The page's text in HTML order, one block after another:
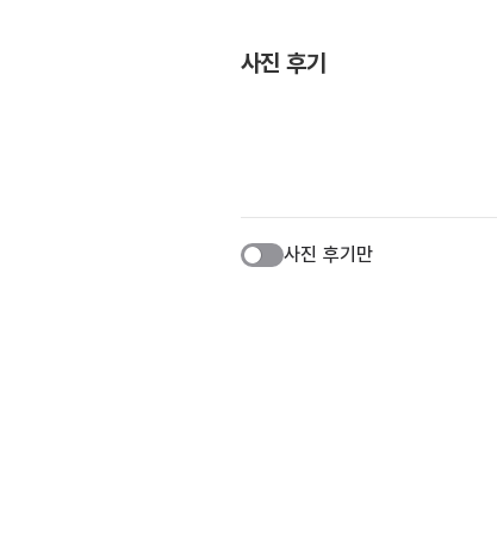
사진 후기
사진 후기만